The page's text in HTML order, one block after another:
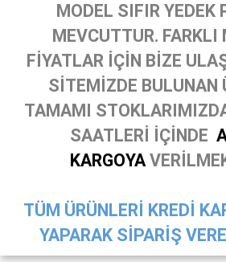
MODEL SIFIR YEDEK
MEVCUTTUR. FARKLI
FİYATLAR İÇİN BİZE
SİTEMİZDE BULUNAN
TAMAMI
SAATLERİ İÇİNDE
KARGOYA
TÜM ÜRÜNLERİ KREDİ
YAPARAK SİPARİŞ